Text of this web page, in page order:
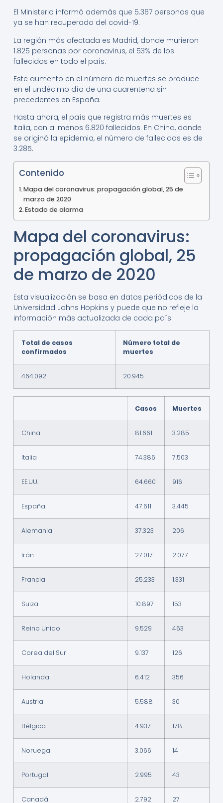
El Ministerio informó además que 5.367 personas que
ya se han recuperado del covid-19.
La región más afectada es Madrid, donde murieron
1.825 personas por coronavirus, el 53% de los
fallecidos en todo el país.
Este aumento en el número de muertes se produce
en el undécimo día de una cuarentena sin
precedentes en España.
Hasta ahora, el país que registra más muertes es
Italia, con al menos 6.820 fallecidos. En China, donde
se originó la epidemia, el número de fallecidos es de
3.285.
Contenido
Mapa del coronavirus: propagación global, 25 de
marzo de 2020
Estado de alarma
Mapa del coronavirus:
propagación global, 25
de marzo de 2020
Esta visualización se basa en datos periódicos de la
Universidad Johns Hopkins y puede que no refleje la
información más actualizada de cada país.
Total de casos
confirmados
Número total de
muertes
464.092 20.945
Casos Muertes
China 81.661 3.285
Italia 74.386 7.503
EE.UU. 64.660 916
España 47.611 3.445
Alemania 37.323 206
Irán 27.017 2.077
Francia 25.233 1.331
Suiza 10.897 153
Reino Unido 9.529 463
Corea del Sur 9.137 126
Holanda 6.412 356
Austria 5.588 30
Bélgica 4.937 178
Noruega 3.066 14
Portugal 2.995 43
Canadá 2.792 27